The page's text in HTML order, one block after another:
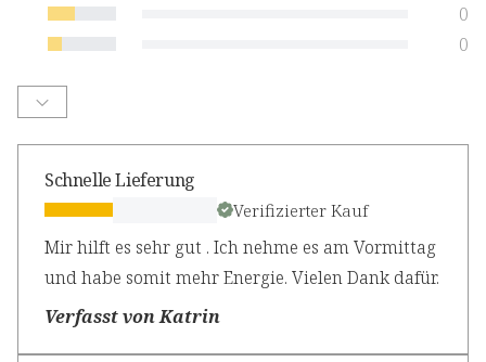
0
0
Schnelle Lieferung
Verifizierter Kauf
Mir hilft es sehr gut . Ich nehme es am Vormittag
und habe somit mehr Energie. Vielen Dank dafür.
Verfasst von Katrin